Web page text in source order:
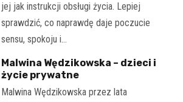
jej jak instrukcji obsługi życia. Lepiej
sprawdzić, co naprawdę daje poczucie
sensu, spokoju i…
Malwina Wędzikowska – dzieci i
życie prywatne
Malwina Wędzikowska przez lata